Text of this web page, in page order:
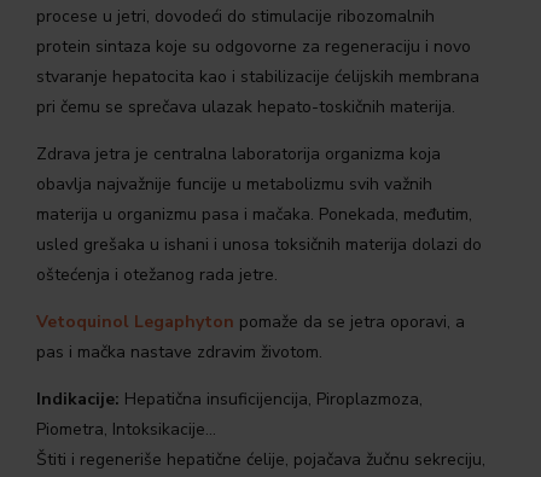
procese u jetri, dovodeći do stimulacije ribozomalnih
protein sintaza koje su odgovorne za regeneraciju i novo
stvaranje hepatocita kao i stabilizacije ćelijskih membrana
pri čemu se sprečava ulazak hepato-toskičnih materija.
Zdrava jetra je centralna laboratorija organizma koja
obavlja najvažnije funcije u metabolizmu svih važnih
materija u organizmu pasa i mačaka. Ponekada, međutim,
usled grešaka u ishani i unosa toksičnih materija dolazi do
oštećenja i otežanog rada jetre.
Vetoquinol Legaphyton pomaže da se jetra oporavi, a
pas i mačka nastave zdravim životom.
Indikacije: Hepatična insuficijencija, Piroplazmoza,
Piometra, Intoksikacije…
Štiti i regeneriše hepatične ćelije, pojačava žučnu sekreciju,